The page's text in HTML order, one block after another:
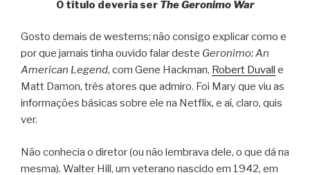
O título deveria ser The Geronimo War
Gosto demais de westerns; não consigo explicar como e
por que jamais tinha ouvido falar deste Geronimo: An
American Legend, com Gene Hackman, Robert Duvall e
Matt Damon, três atores que admiro. Foi Mary que viu as
informações básicas sobre ele na Netflix, e aí, claro, quis
ver.
Não conhecia o diretor (ou não lembrava dele, o que dá na
mesma). Walter Hill, um veterano nascido em 1942, em